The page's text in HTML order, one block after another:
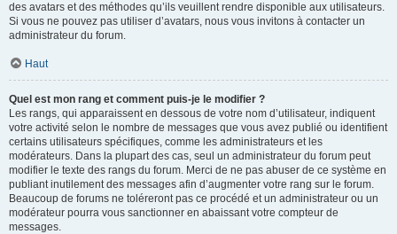
des avatars et des méthodes qu’ils veuillent rendre disponible aux utilisateurs.
Si vous ne pouvez pas utiliser d’avatars, nous vous invitons à contacter un
administrateur du forum.
Haut
Quel est mon rang et comment puis-je le modifier ?
Les rangs, qui apparaissent en dessous de votre nom d’utilisateur, indiquent
votre activité selon le nombre de messages que vous avez publié ou identifient
certains utilisateurs spécifiques, comme les administrateurs et les
modérateurs. Dans la plupart des cas, seul un administrateur du forum peut
modifier le texte des rangs du forum. Merci de ne pas abuser de ce système en
publiant inutilement des messages afin d’augmenter votre rang sur le forum.
Beaucoup de forums ne toléreront pas ce procédé et un administrateur ou un
modérateur pourra vous sanctionner en abaissant votre compteur de
messages.